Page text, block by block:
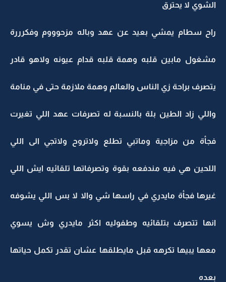
الشوي لا يحترق
راح سطام يمشي بعيد عن عهد وباله مزحوووم وفكرررة
مشغول مابين قلبه وهمة قلبه قدام عيونه ولاهو قادر
يتصرف براحة زي الناس والعالم وهمة ملازمة حتى في منامة
واللي زاد الطين بلة بالنسبة له تصرفات عهد اللي تغيرت
فجأة من مزاجية وماتبي تطلع ولاتروح ولاتجي الى اللي
اللحين هي فيه مندفعه بقوة وتصرفاتها تلقائيه ايش اللي
غيرها فجأة مايدري في راسها شي والا لا بس اللي يشوفه
انها تتصرف بتلقائيه وطفوليه اكثر مايدري وش يسوي
معها يبيها تكرهه قبل مايطلقها عشان تقدر تكمل حياتها
بعده